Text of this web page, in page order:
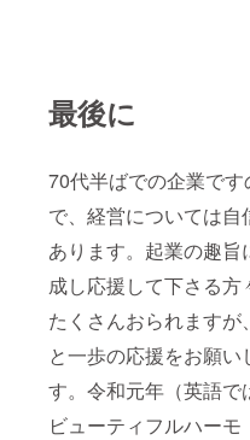
最後に
70代半ばでの企業です
で、経営については自
あります。起業の趣旨
成し応援して下さる方
たくさんおられますが
と一歩の応援をお願い
す。令和元年（英語で
ビューティフルハーモ